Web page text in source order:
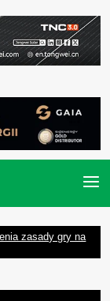
zasady gry na